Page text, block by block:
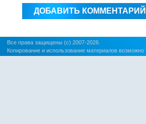
Все права защищены (c) 2007-2026.
Копирование и использование материалов